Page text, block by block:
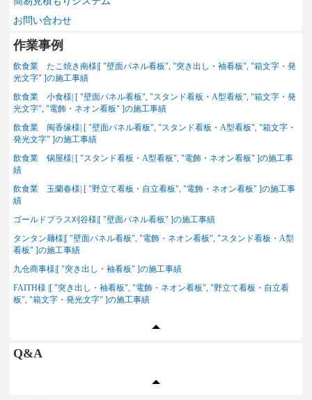
お問い合わせ
作業事例
飲食業 たこ焼き南様|[ "壁面パネル看板", "突き出し・袖看板", "箱文字・発
光文字" ]の施工事績
飲食業 小食様| [ "壁面パネル看板", "スタンド看板・A型看板", "箱文字・発
光文字", "電飾・ネオン看板" ]の施工事績
飲食業 闽香缘様| [ "壁面パネル看板", "スタンド看板・A型看板", "箱文字・
発光文字" ]の施工事績
飲食業 锅屋様| [ "スタンド看板・A型看板", "電飾・ネオン看板" ]の施工事
績
飲食業 玉蘭春様| [ "野立て看板・自立看板", "電飾・ネオン看板" ]の施工事
績
ゴールドプラス刈谷様|[ "壁面パネル看板" ]の施工事績
タンタン麺様|[ "壁面パネル看板", "電飾・ネオン看板", "スタンド看板・A型
看板" ]の施工事績
九仓商事様|[ "突き出し・袖看板" ]の施工事績
FAITH様 |[ "突き出し・袖看板", "電飾・ネオン看板", "野立て看板・自立看
板", "箱文字・発光文字" ]の施工事績
Q&A